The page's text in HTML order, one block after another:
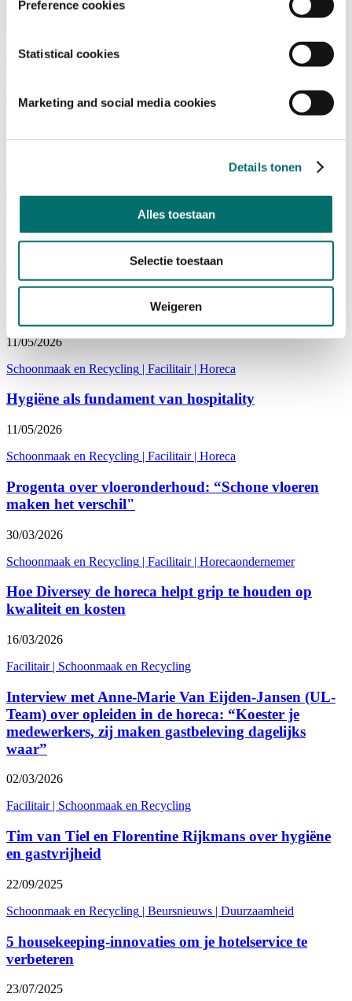
Preference cookies
Statistical cookies
Marketing and social media cookies
Details tonen
Alles toestaan
Selectie toestaan
Weigeren
Bezoeken
Home
Schoonmaak & Recycling
Schoonmaak & Recycling
gastbeleving en kwaliteit
11/05/2026
Schoonmaak en Recycling|Facilitair|Horeca
Waarom hygiëne de basis vormt voor veilige en
11/05/2026
Schoonmaak en Recycling | Facilitair| Horeca
Hygiëne als fundament van hospitality
11/05/2026
Schoonmaak en Recycling | Facilitair| Horeca
Progenta over vloeronderhoud: “Schone vloeren
maken het verschil"
30/03/2026
Schoonmaak en Recycling | Facilitair| Horecaondernemer
Hoe Diversey de horeca helpt grip te houden op
kwaliteit en kosten
16/03/2026
Facilitair| Schoonmaak en Recycling
Interview met Anne-Marie Van Eijden-Jansen (UL-
Team) over opleiden in de horeca: “Koester je
medewerkers, zij maken gastbeleving dagelijks
waar”
02/03/2026
Facilitair| Schoonmaak en Recycling
Tim van Tiel en Florentine Rijkmans over hygiëne
en gastvrijheid
22/09/2025
Schoonmaak en Recycling | Beursnieuws | Duurzaamheid
5 housekeeping-innovaties om je hotelservice te
verbeteren
23/07/2025